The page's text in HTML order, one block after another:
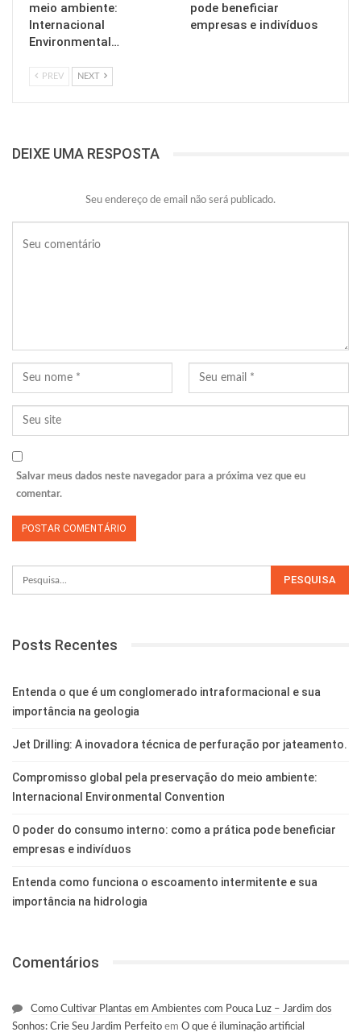
meio ambiente:
Internacional
Environmental…
pode beneficiar
empresas e indivíduos
PREV NEXT
DEIXE UMA RESPOSTA
Seu endereço de email não será publicado.
Salvar meus dados neste navegador para a próxima vez que eu
comentar.
Posts Recentes
Entenda o que é um conglomerado intraformacional e sua
importância na geologia
Jet Drilling: A inovadora técnica de perfuração por jateamento.
Compromisso global pela preservação do meio ambiente:
Internacional Environmental Convention
O poder do consumo interno: como a prática pode beneficiar
empresas e indivíduos
Entenda como funciona o escoamento intermitente e sua
importância na hidrologia
Comentários
Como Cultivar Plantas em Ambientes com Pouca Luz – Jardim dos
Sonhos: Crie Seu Jardim Perfeito em O que é iluminação artificial